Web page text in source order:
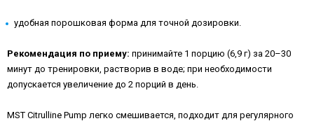
удобная порошковая форма для точной дозировки.
Рекомендация по приему: принимайте 1 порцию (6,9 г) за 20–30
минут до тренировки, растворив в воде; при необходимости
допускается увеличение до 2 порций в день.
MST Citrulline Pump легко смешивается, подходит для регулярного